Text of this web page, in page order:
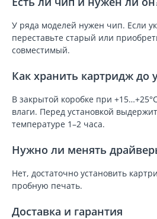
У ряда моделей нужен чип. Если
переставьте старый или
совместимый.
Как хранить картридж до
В закрытой коробке при
влаги. Перед установкой
температуре 1–2 часа.
Нужно ли менять
Нет, достаточно установить
пробную печать.
Доставка и гарантия